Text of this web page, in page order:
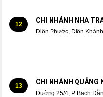
12 CHI NHÁNH NHA
Diên Phước, Diên
13 CHI NHÁNH QUẢNG
Đường 25/4, P. Bạch